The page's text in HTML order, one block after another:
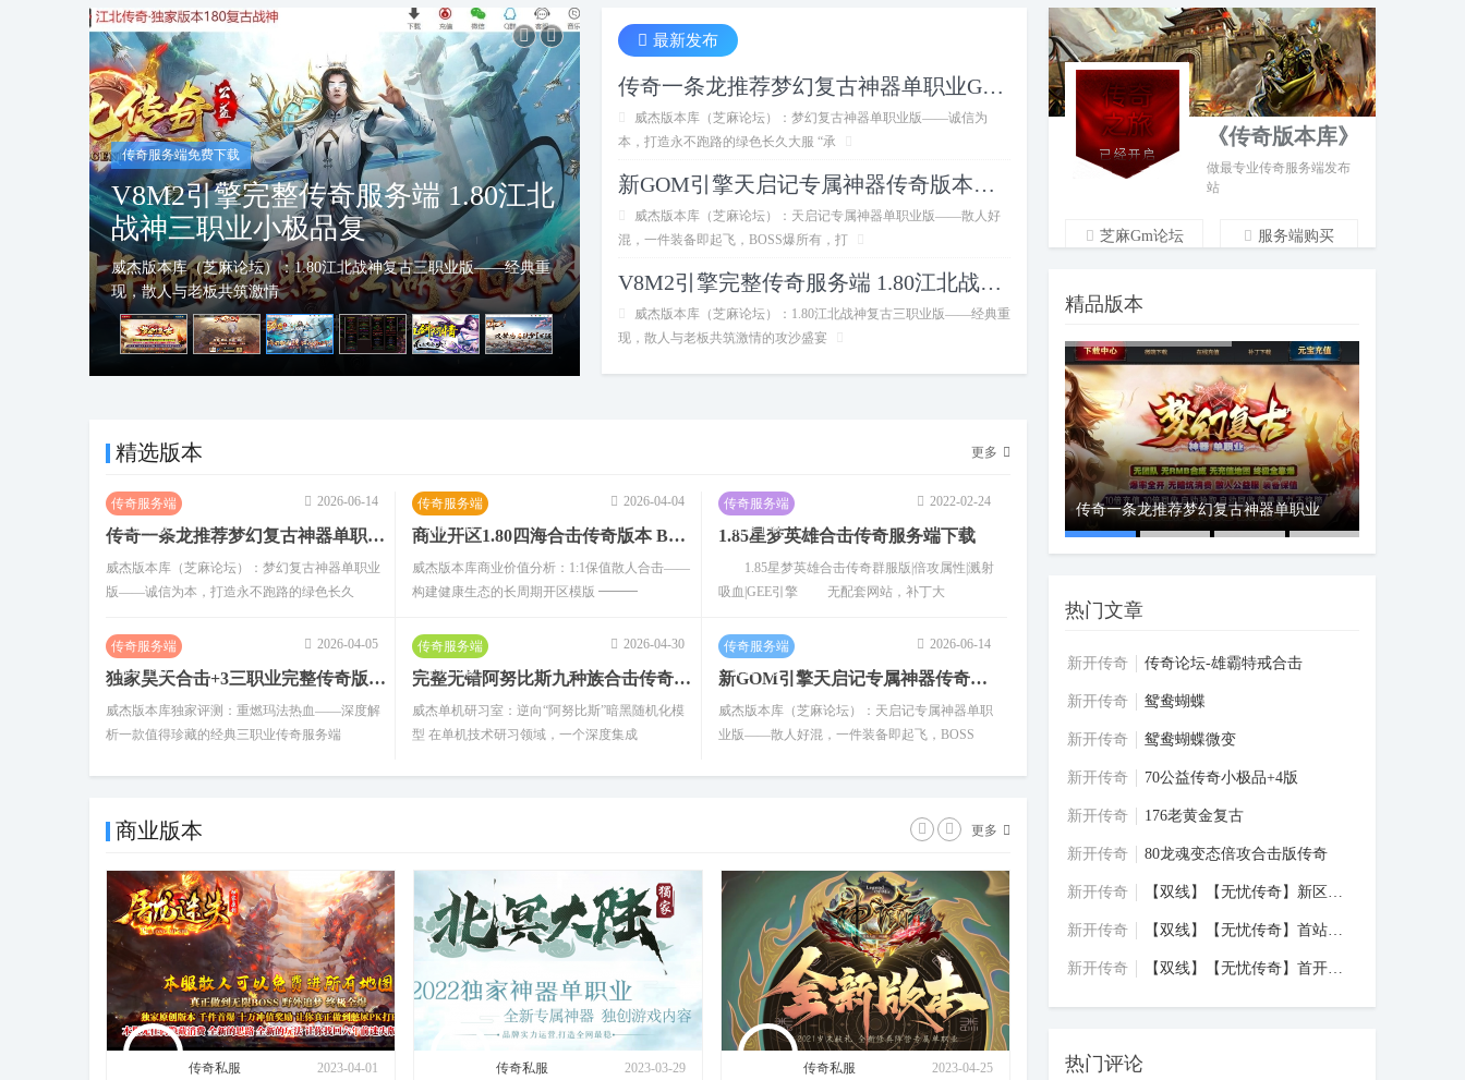
传奇服务端免费下载
恶魔之拥三职业传奇服务端下载暗
黑复古翎风引擎传奇版
威杰版本库（芝麻论坛）：全网独家恶魔之拥暗黑三职业版——超
高爆率+宠物扫射，引爆
最新发布
传奇一条龙推荐梦幻复古神器单职业GOM引擎
威杰版本库（芝麻论坛）：梦幻复古神器单职业版——诚信为
本，打造永不跑路的绿色长久大服 “承
新GOM引擎天启记专属神器传奇版本适合传奇
威杰版本库（芝麻论坛）：天启记专属神器单职业版——散人好
混，一件装备即起飞，BOSS爆所有，打
V8M2引擎完整传奇服务端 1.80江北战神三职
威杰版本库（芝麻论坛）：1.80江北战神复古三职业版——经典重
现，散人与老板共筑激情的攻沙盛宴
精选版本 更多
传奇服务端
免费下载
2026-06-14
传奇一条龙推荐梦幻复古神器单职业GOM引擎复古传奇版本
威杰版本库（芝麻论坛）：梦幻复古神器单职业
版——诚信为本，打造永不跑路的绿色长久
传奇服务端
免费下载
2026-04-04
商业开区1.80四海合击传奇版本 BLUE引擎星王+1三职业服务端
威杰版本库商业价值分析：1:1保值散人合击——
构建健康生态的长周期开区模版 ━━━
传奇服务端
免费下载
2022-02-24
1.85星梦英雄合击传奇服务端下载
1.85星梦英雄合击传奇群服版|倍攻属性|溅射
吸血|GEE引擎 无配套网站，补丁大
传奇服务端
免费下载
2026-04-05
独家昊天合击+3三职业完整传奇版本 服务端下载即用
威杰版本库独家评测：重燃玛法热血——深度解
析一款值得珍藏的经典三职业传奇服务端
传奇服务端
免费下载
2026-04-30
完整无错阿努比斯九种族合击传奇V8M2引擎开服服务端
威杰单机研习室：逆向“阿努比斯”暗黑随机化模
型 在单机技术研习领域，一个深度集成
传奇服务端
免费下载
2026-06-14
新GOM引擎天启记专属神器传奇版本适合传奇一条龙开区
威杰版本库（芝麻论坛）：天启记专属神器单职
业版——散人好混，一件装备即起飞，BOSS
商业版本 更多
传奇私服 2023-03-29 传奇私服 2023-04-25 传奇私服 2023-04-22 传奇私服
《传奇版本库》
做最专业传奇服务端发布
站
芝麻Gm论坛 服务端购买
唯一群：318442020
EMAIL：postmaster@jjj198.com
我们是勤快版本搬运工
精品版本
传奇一条龙推荐梦幻复古神器单职业
商业开区1.80四海合击传奇版本 BLUE引
擎星
1.80华夏复古合击
传奇私服破解合击引擎无需注册机
热门文章
新开传奇 传奇论坛-雄霸特戒合击
新开传奇 鸳鸯蝴蝶
新开传奇 鸳鸯蝴蝶微变
新开传奇 70公益传奇小极品+4版
新开传奇 176老黄金复古
新开传奇 80龙魂变态倍攻合击版传奇
新开传奇 【双线】【无忧传奇】新区火爆，专属福利，
新开传奇 【双线】【无忧传奇】首站新区，新人豪礼，
新开传奇 【双线】【无忧传奇】首开新区，专属福利，
热门评论
jjj
传奇一条龙推荐梦幻复古神器
威杰版本库（芝麻论坛）：梦幻
复古神器单职业版——诚信为本，打
jjj
商业开区1.80四海合击传奇版本